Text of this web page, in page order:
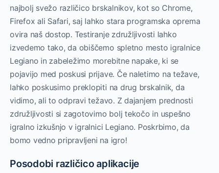
najbolj svežo različico brskalnikov, kot so Chrome,
Firefox ali Safari, saj lahko stara programska oprema
ovira naš dostop. Testiranje združljivosti lahko
izvedemo tako, da obiščemo spletno mesto igralnice
Legiano in zabeležimo morebitne napake, ki se
pojavijo med poskusi prijave. Če naletimo na težave,
lahko poskusimo preklopiti na drug brskalnik, da
vidimo, ali to odpravi težavo. Z dajanjem prednosti
združljivosti si zagotovimo bolj tekočo in uspešno
igralno izkušnjo v igralnici Legiano. Poskrbimo, da
bomo vedno pripravljeni na igro!
Posodobi različico aplikacije